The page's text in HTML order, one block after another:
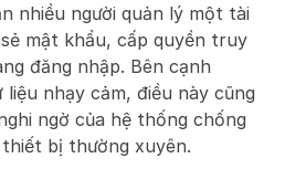
nhiều người quản lý một tài
mật khẩu, cấp quyền truy
đăng nhập. Bên cạnh
nhạy cảm, điều này cũng
ngờ của hệ thống chống
bị thường xuyên.